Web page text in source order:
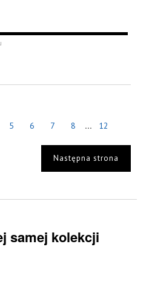
5 6 7 8 ... 12
Następna strona
samej kolekcji